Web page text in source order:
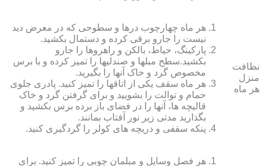
نظافت
منزل
هر ماه
هر ماه چهارچوب درها و سطوحی که در معرض دید
نیست را جارو برقی کرده و دستمال بکشید.
پارکینگ، حیاط، بالکن و راهروها را جارو
بکشید.سطح مبل‏ها و صندلی‏ها را تمیز کرده و با برس
مخصوص گرد و خاک آنها را بگیرید.
هر ماه سقف یکی از اتاق‏ها را تمیز کنید. پادری جلوی
حمام و توالت را بشویید و برای گرفتن گرد و خاک
قالیچه‏ ها، آنها را در فضای باز برده برس بکشید و
بگذارید مدتی زیر نور آفتاب بمانند.
پنکه سقفی و دریچه‏ های کولر را گردگیری کنید.
هر فصل وسایل و مبلمان چوبی را تمیز کنید. برای